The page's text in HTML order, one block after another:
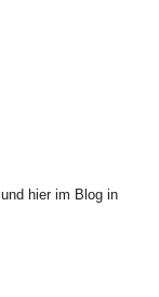
hier im Blog in